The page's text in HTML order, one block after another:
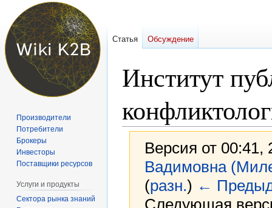
Институт
Версия от
Вадимовна
(разн.) ←
Статья Обсуждение
Производители
Потребители
Брокеры
Инвесторы
Поставщики ресурсов
Услуги и продукты
Сектора рынка знаний